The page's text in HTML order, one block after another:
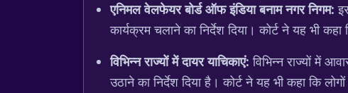
एनिमल वेलफेयर बोर्ड ऑफ इंडिया बनाम नगर निगम:
कार्यक्रम चलाने का निर्देश दिया। कोर्ट ने यह भी
विभिन्न राज्यों में दायर याचिकाएं: विभिन्न राज्यों में
उठाने का निर्देश दिया है। कोर्ट ने यह भी कहा कि